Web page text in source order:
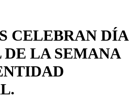
CELEBRAN DÍA
LA SEMANA